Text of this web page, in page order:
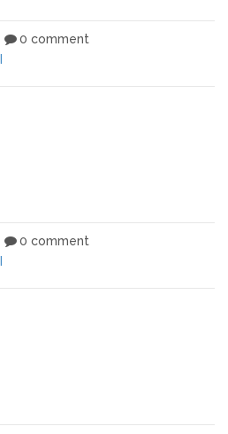
0 comment
0 comment